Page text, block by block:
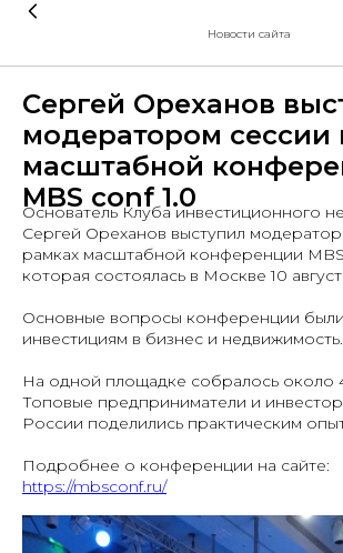
Новости сайта
Сергей Ореханов
модератором сессии
масштабной
MBS conf 1.0
Основатель Клуба инвестиционного
Сергей Ореханов выступил
рамках масштабной конференции
которая состоялась в Москве 10
Основные вопросы конференции
инвестициям в бизнес и недвижимость.
На одной площадке собралось около
Топовые предприниматели и
России поделились практическим
Подробнее о конференции на сайте:
https://mbsconf.ru/